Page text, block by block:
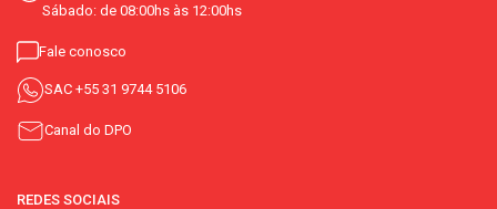
Sábado: de 08:00hs às 12:00hs
Fale conosco
SAC +55 31 9744 5106
Canal do DPO
REDES SOCIAIS